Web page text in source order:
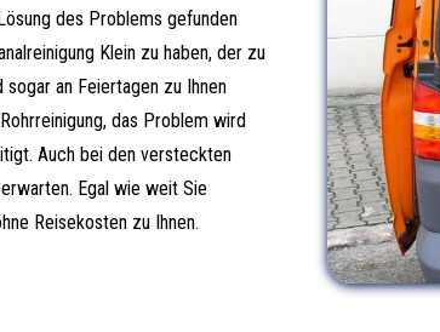
des Problems gefunden
Klein zu haben, der zu
an Feiertagen zu Ihnen
das Problem wird
Auch bei den versteckten
Egal wie weit Sie
Reisekosten zu Ihnen.